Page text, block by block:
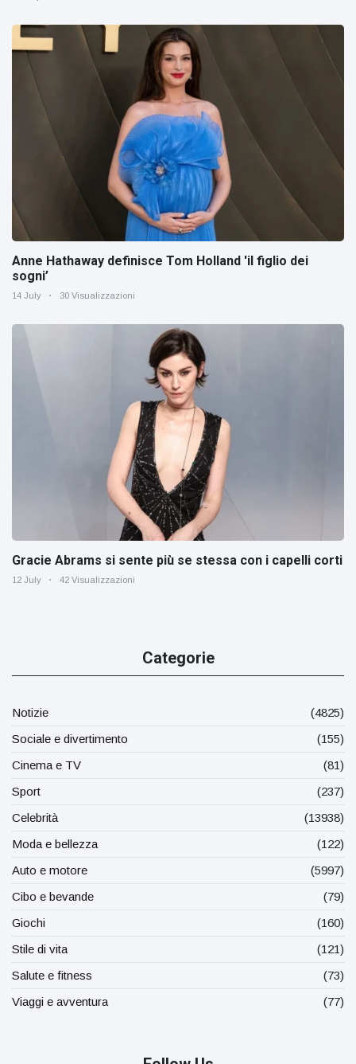
Anne Hathaway definisce Tom Holland 'il figlio dei
sogni’
14 July 30 Visualizzazioni
Gracie Abrams si sente più se stessa con i capelli corti
12 July 42 Visualizzazioni
Categorie
Notizie
(4825)
Sociale e divertimento
(155)
Cinema e TV
(81)
Sport
(237)
Celebrità
(13938)
Moda e bellezza
(122)
Auto e motore
(5997)
Cibo e bevande
(79)
Giochi
(160)
Stile di vita
(121)
Salute e fitness
(73)
Viaggi e avventura
(77)